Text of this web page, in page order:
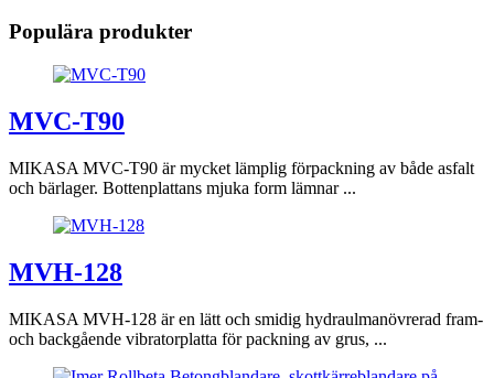
Populära produkter
MVC-T90
MIKASA MVC-T90 är mycket lämplig förpackning av både asfalt
och bärlager. Bottenplattans mjuka form lämnar ...
MVH-128
MIKASA MVH-128 är en lätt och smidig hydraulmanövrerad fram-
och backgående vibratorplatta för packning av grus, ...